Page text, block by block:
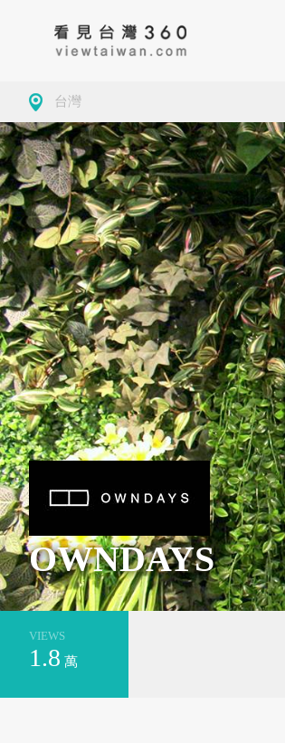
屏東
房地產
大學校園
導覽
觀光工廠
商務空間
墓園
觀光
藥局
景緻
美食
咖啡
小確幸
玩樂
客家委員會客家文
化發展中心
基隆市安樂區
台灣
OWNDAYS
VIEWS
1.8 萬